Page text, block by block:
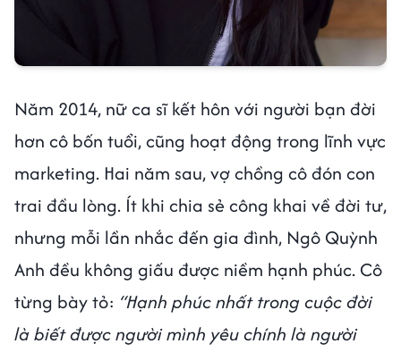
Năm 2014, nữ ca sĩ kết hôn với người bạn đời
hơn cô bốn tuổi, cũng hoạt động trong lĩnh vực
marketing. Hai năm sau, vợ chồng cô đón con
trai đầu lòng. Ít khi chia sẻ công khai về đời tư,
nhưng mỗi lần nhắc đến gia đình, Ngô Quỳnh
Anh đều không giấu được niềm hạnh phúc. Cô
từng bày tỏ: “Hạnh phúc nhất trong cuộc đời
là biết được người mình yêu chính là người